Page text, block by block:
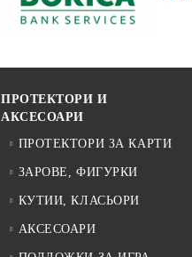
ПРОТЕКТОРИ И
АКСЕСОАРИ
ПРОТЕКТОРИ ЗА КАРТИ
ЗАРОВЕ, ФИГУРКИ
КУТИИ, КЛАСЬОРИ
АКСЕСОАРИ